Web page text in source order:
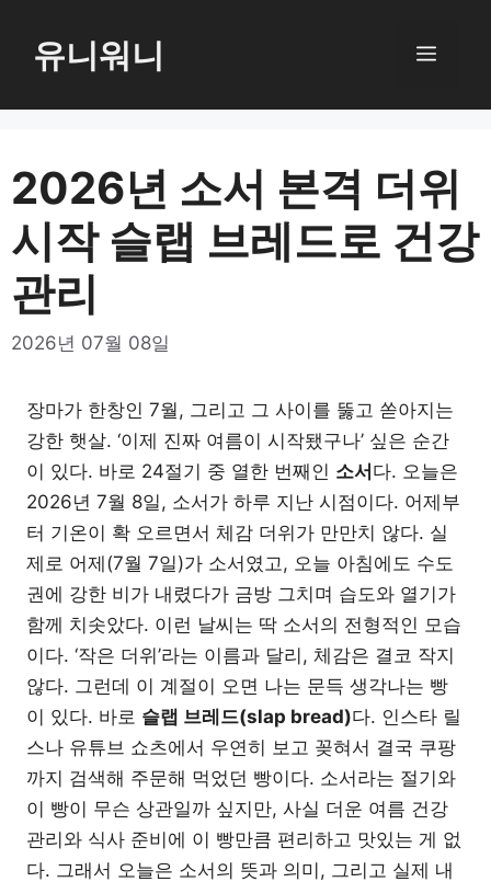
로
너
뛰
유니워니 메
2026년 소서 본격 더위
시작 슬랩 브레드로 건강
관리
2026년 07월 08일
장마가 한창인 7월, 그리고 그 사이를 뚫고 쏟아지는
강한 햇살. ‘이제 진짜 여름이 시작됐구나’ 싶은 순간
이 있다. 바로 24절기 중 열한 번째인 소서다. 오늘은
2026년 7월 8일, 소서가 하루 지난 시점이다. 어제부
터 기온이 확 오르면서 체감 더위가 만만치 않다. 실
제로 어제(7월 7일)가 소서였고, 오늘 아침에도 수도
권에 강한 비가 내렸다가 금방 그치며 습도와 열기가
함께 치솟았다. 이런 날씨는 딱 소서의 전형적인 모습
이다. ‘작은 더위’라는 이름과 달리, 체감은 결코 작지
않다. 그런데 이 계절이 오면 나는 문득 생각나는 빵
이 있다. 바로 슬랩 브레드(slap bread)다. 인스타 릴
스나 유튜브 쇼츠에서 우연히 보고 꽂혀서 결국 쿠팡
까지 검색해 주문해 먹었던 빵이다. 소서라는 절기와
이 빵이 무슨 상관일까 싶지만, 사실 더운 여름 건강
관리와 식사 준비에 이 빵만큼 편리하고 맛있는 게 없
다. 그래서 오늘은 소서의 뜻과 의미, 그리고 실제 내